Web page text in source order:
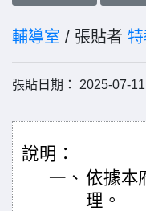
輔導室 / 張貼者
張貼日期： 2025-07-
說明：
一、 依據本
理。